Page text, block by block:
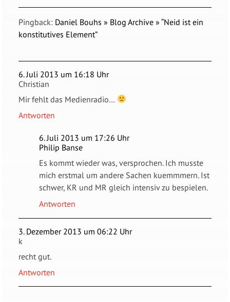
Pingback: Daniel Bouhs » Blog Archive » “Neid ist ein
konstitutives Element”
6. Juli 2013 um 16:18 Uhr
Christian
Mir fehlt das Medienradio…
Antworten
6. Juli 2013 um 17:26 Uhr
Philip Banse
Es kommt wieder was, versprochen. Ich musste
mich erstmal um andere Sachen kuemmmern. Ist
schwer, KR und MR gleich intensiv zu bespielen.
Antworten
3. Dezember 2013 um 06:22 Uhr
k
recht gut.
Antworten